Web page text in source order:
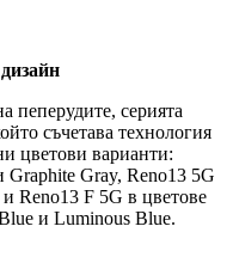
пеперудите, серията
съчетава технология
цветови варианти:
Graphite Gray, Reno13 5G
Reno13 F 5G в цветове
и Luminous Blue.